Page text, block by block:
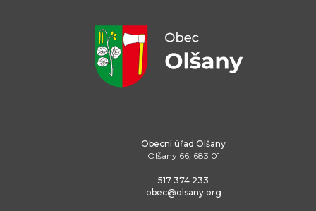
Obecní úřad Olšany
Olšany 66, 683 01
517 374 233
obec@olsany.org